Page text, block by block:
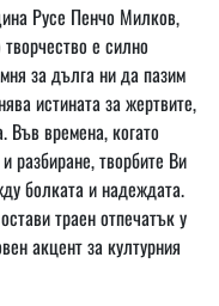
Русе Пенчо Милков,
е силно
за дълга ни да пазим
истината за жертвите,
Във времена, когато
разбиране, творбите Ви
болката и надеждата.
траен отпечатък у
акцент за културния